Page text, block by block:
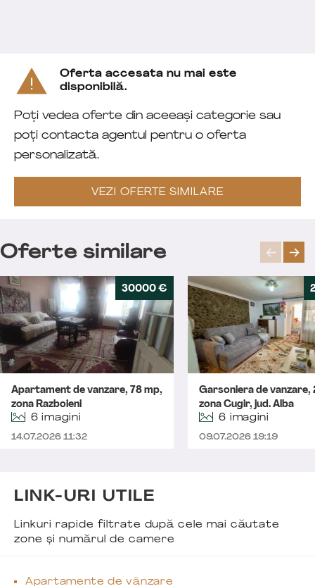
Oferta accesata nu mai este
disponibilă.
Poți vedea oferte din aceeași categorie sau
poți contacta agentul pentru o oferta
personalizată.
VEZI OFERTE SIMILARE
Oferte similare
30000 €
Apartament de vanzare, 78 mp,
zona Razboieni
6 imagini
14.07.2026 11:32
Garsoniera de vanzare,
zona Cugir, jud. Alba
6 imagini
09.07.2026 19:19
LINK-URI UTILE
Linkuri rapide filtrate după cele mai căutate
zone și numărul de camere
Apartamente de vânzare